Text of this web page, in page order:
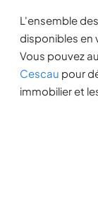
L'ensemble des
disponibles en
Vous pouvez
Cescau pour
immobilier et